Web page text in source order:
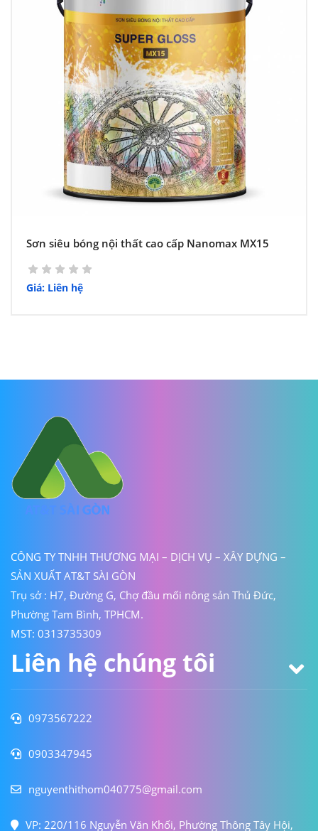
Sơn siêu bóng nội thất cao cấp Nanomax MX15
Giá: Liên hệ
CÔNG TY TNHH THƯƠNG MẠI – DỊCH VỤ – XÂY DỰNG –
SẢN XUẤT AT&T SÀI GÒN
Trụ sở : H7, Đường G, Chợ đầu mối nông sản Thủ Đức,
Phường Tam Bình, TPHCM.
MST: 0313735309
Liên hệ chúng tôi
0973567222
0903347945
nguyenthithom040775@gmail.com
VP: 220/116 Nguyễn Văn Khối, Phường Thông Tây Hội,